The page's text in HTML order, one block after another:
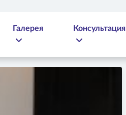
Галерея Консультация